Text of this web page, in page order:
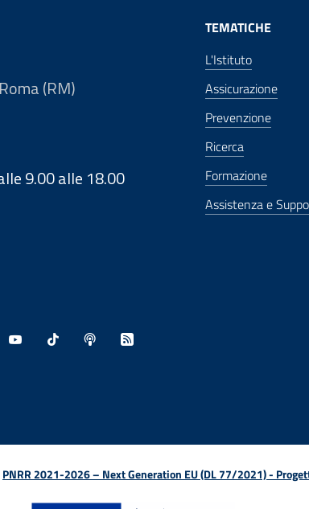
(RM)
9.00 alle 18.00
TEMATICHE
L'Istituto
Assicurazione
Prevenzione
Ricerca
Formazione
Assistenza e
PNRR 2021-2026 – Next Generation EU (DL 77/2021) -